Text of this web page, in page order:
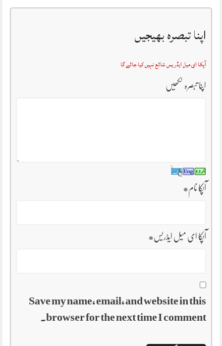
اپنا تبصرہ بھیجیں
آپکا ای میل ایڈریس شائع نہیں کیا جائے گا
اپنا تبصرہ لکھیں
آپکا نام*
آپکا ای میل ایڈریس*
Save my name, email, and website in this
browser for the next time I comment.